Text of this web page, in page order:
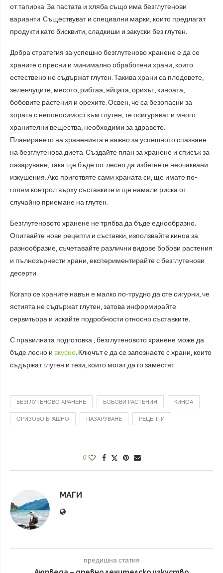
от тапиока. За пастата и хляба също има безглутенови
варианти. Съществуват и специални марки, които предлагат
продукти като бисквити, сладкиши и закуски без глутен.
Добра стратегия за успешно безглутеново хранене е да се
храните с пресни и минимално обработени храни, които
естествено не съдържат глутен. Такива храни са плодовете,
зеленчуците, месото, рибтаа, яйцата, оризът, киноата,
бобовите растения и орехите. Освен, че са безопасни за
хората с непоносимост към глутен, те осигуряват и много
хранителни вещества, необходими за здравето.
Планирането на храненията е важно за успешното спазване
на безглутенова диета. Създайте план за хранене и списък за
пазаруване, така ще бъде по-лесно да избегнете неочаквани
изкушения. Ако приготвяте сами храната си, ще имате по-
голям контрол върху съставките и ще намали риска от
случайно приемане на глутен.
Безглутеновото хранене не трябва да бъде еднообразно.
Опитвайте нови рецепти и съставки, използвайте киноа за
разнообразие, съчетавайте различни видове бобови растения
и пълнозърнести храни, експериментирайте с безглутенови
десерти.
Когато се храните навън е малко по-трудно да сте сигурни, че
ястията не съдържат глутен, затова информирайте
сервитьора и искайте подробности относно съставките.
С правилната подготовка , безглутеновото хранене може да
бъде лесно и вкусно. Ключът е да се запознаете с храни, които
съдържат глутен и тези, които могат да го заместят.
БЕЗГЛУТЕНОВО ХРАНЕНЕ БОБОВИ РАСТЕНИЯ КИНОА
ОРИЗОВО БРАШНО ПАЗАРУВАНЕ РЕЦЕПТИ
0
МАГИ
предишна статия